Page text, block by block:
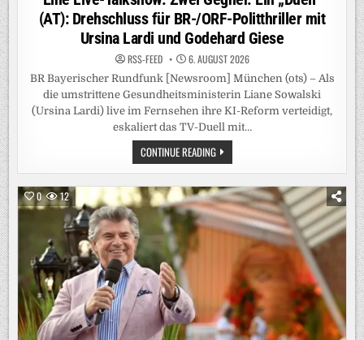
(AT): Drehschluss für BR-/ORF-Politthriller mit
Ursina Lardi und Godehard Giese
RSS-FEED 6. AUGUST 2026
BR Bayerischer Rundfunk [Newsroom] München (ots) – Als
die umstrittene Gesundheitsministerin Liane Sowalski
(Ursina Lardi) live im Fernsehen ihre KI-Reform verteidigt,
eskaliert das TV-Duell mit…
CONTINUE READINGEINE
LIVE-
TALKSHOW.
ZWEI
GEGNER.
EIN
„DUELL“
(AT):
DREHSCHLUSS
BR-/ORF-
POLITTHRILLER
URSINA
LARDI
UND
GODEHARD
GIESE
0 12